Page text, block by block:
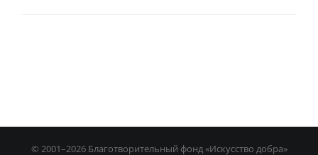
© 2001–2026 Благотворительный фонд «Искусство добра»